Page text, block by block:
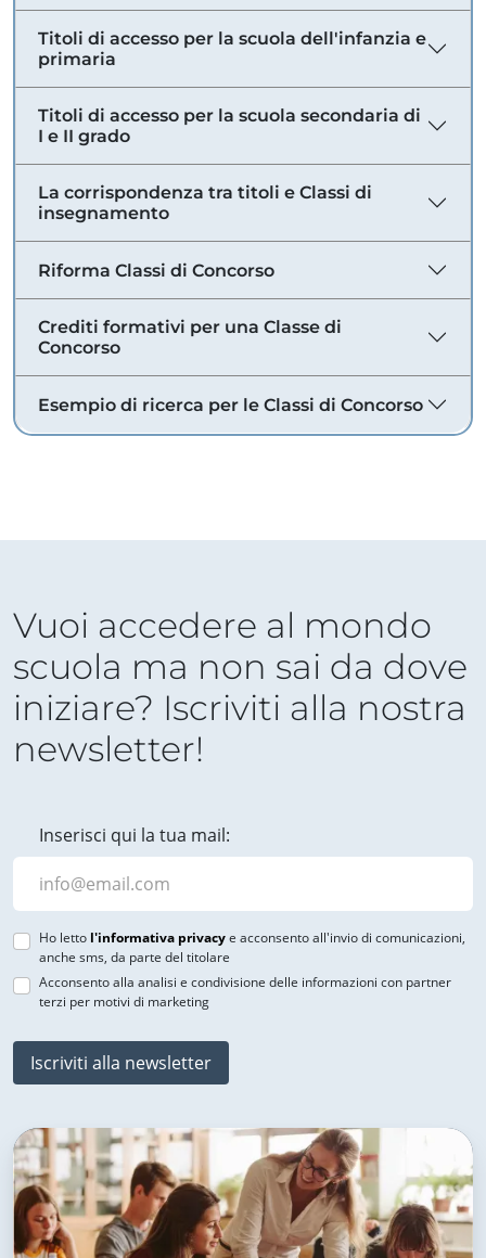
Titoli di accesso per la scuola dell'infanzia e
primaria
Titoli di accesso per la scuola secondaria di
I e II grado
La corrispondenza tra titoli e Classi di
insegnamento
Riforma Classi di Concorso
Crediti formativi per una Classe di
Concorso
Esempio di ricerca per le Classi di Concorso
Vuoi accedere al mondo
scuola ma non sai da dove
iniziare? Iscriviti alla nostra
newsletter!
Inserisci qui la tua mail:
Ho letto l'informativa privacye acconsento all'invio di comunicazioni,
anche sms, da parte del titolare
Acconsento alla analisi e condivisione delle informazioni con partner
terzi per motivi di marketing
Iscriviti alla newsletter